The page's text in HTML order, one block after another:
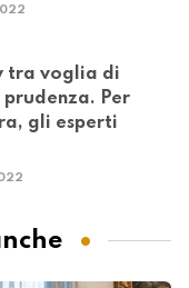
tra voglia di
Per
gli esperti